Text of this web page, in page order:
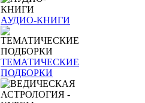
АУДИО-КНИГИ
ТЕМАТИЧЕСКИЕ
ПОДБОРКИ